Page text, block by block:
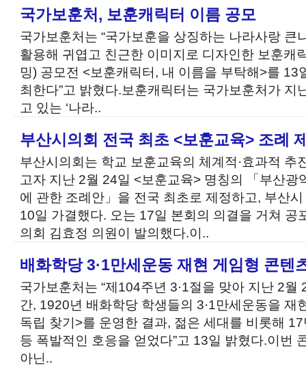
국가보훈처, 보훈캐릭터 이름 공모
국가보훈처는 “국가보훈을 상징하는 나라사랑 큰
활용해 귀엽고 친근한 이미지로 디자인한 보훈캐
밍) 공모전 <보훈캐릭터, 내 이름을 부탁해>를 13
최한다”고 밝혔다.보훈캐릭터는 국가보훈처가 지
고 있는 ‘나라..
부산시의회 전국 최초 <보훈교육> 조례
부산시의회는 학교 보훈교육의 체계적·효과적 추
고자 지난 2월 24일 <보훈교육> 명칭의 「부산광
에 관한 조례안」을 전국 최초로 제정하고, 부산
10일 가결했다. 오는 17일 본회의 의결을 거쳐 공
의회 김효정 의원이 발의했다.이..
배화학당 3·1만세운동 재현 게임형 콘텐
국가보훈처는 “제104주년 3·1절을 맞아 지난 2
간, 1920년 배화학당 학생들의 3·1만세운동을 재
독립 찾기>를 운영한 결과, 젊은 세대를 비롯해
등 폭발적인 호응을 얻었다”고 13일 밝혔다.이번
아닌..